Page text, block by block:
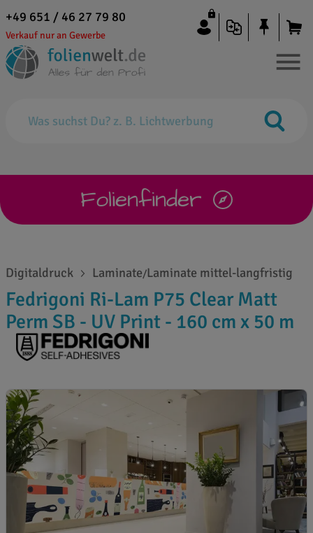
+49 651 / 46 27 79 80
Verkauf nur an Gewerbe
Folienfinder
Digitaldruck Laminate/Laminate mittel-langfristig
Fedrigoni Ri-Lam P75 Clear Matt
Perm SB - UV Print - 160 cm x 50 m